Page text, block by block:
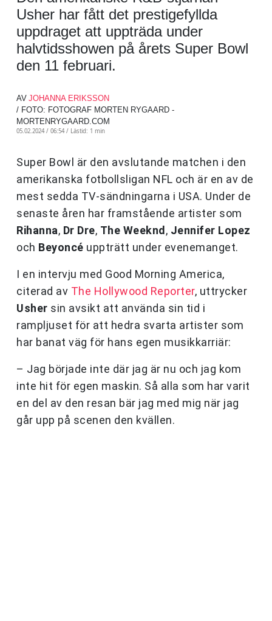
Usher har fått det prestigefyllda
uppdraget att uppträda under
halvtidsshowen på årets Super Bowl
den 11 februari.
AV JOHANNA ERIKSSON
/ FOTO: FOTOGRAF MORTEN RYGAARD -
MORTENRYGAARD.COM
05.02.2024 / 06:54 / Lästid: 1 min
Super Bowl är den avslutande matchen i den
amerikanska fotbollsligan NFL och är en av de
mest sedda TV-sändningarna i USA. Under de
senaste åren har framstående artister som
Rihanna, Dr Dre, The Weeknd , Jennifer Lopez
och Beyoncé uppträtt under evenemanget.
I en intervju med Good Morning America,
citerad av The Hollywood Reporter, uttrycker
Usher sin avsikt att använda sin tid i
rampljuset för att hedra svarta artister som
har banat väg för hans egen musikkarriär:
– Jag började inte där jag är nu och jag kom
inte hit för egen maskin. Så alla som har varit
en del av den resan bär jag med mig när jag
går upp på scenen den kvällen.